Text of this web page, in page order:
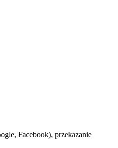
Facebook), przekazanie